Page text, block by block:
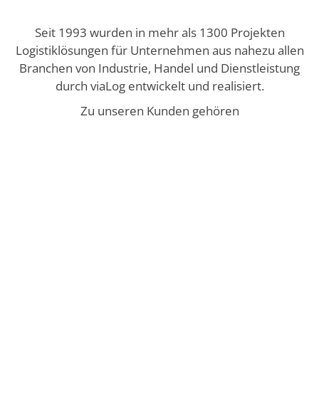
Seit 1993 wurden in mehr als 1300 Projekten
Logistiklösungen für Unternehmen aus nahezu allen
Branchen von Industrie, Handel und Dienstleistung
durch viaLog entwickelt und realisiert.
Zu unseren Kunden gehören